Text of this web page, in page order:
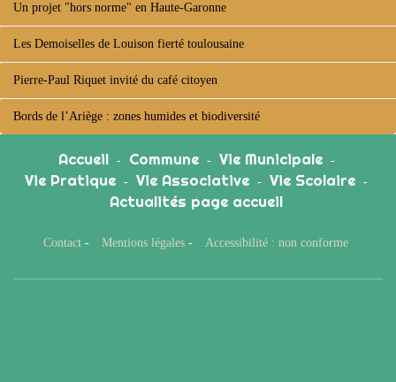
Un projet "hors norme" en Haute-Garonne
Les Demoiselles de Louison fierté toulousaine
Pierre-Paul Riquet invité du café citoyen
Bords de l’Ariège : zones humides et biodiversité
Accueil - Commune - Vie Municipale -
Vie Pratique - Vie Associative - Vie Scolaire -
Actualités page accueil
Contact - Mentions légales - Accessibilité : non conforme